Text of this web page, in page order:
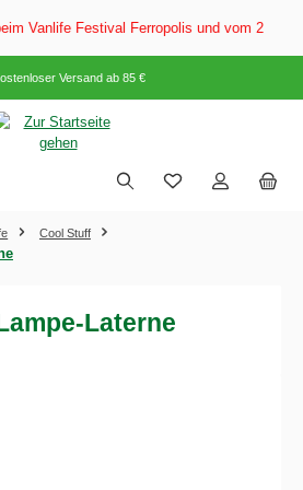
Festival Ferropolis und vom 28.
Versand ab 85 €
Cool Stuff
Laterne